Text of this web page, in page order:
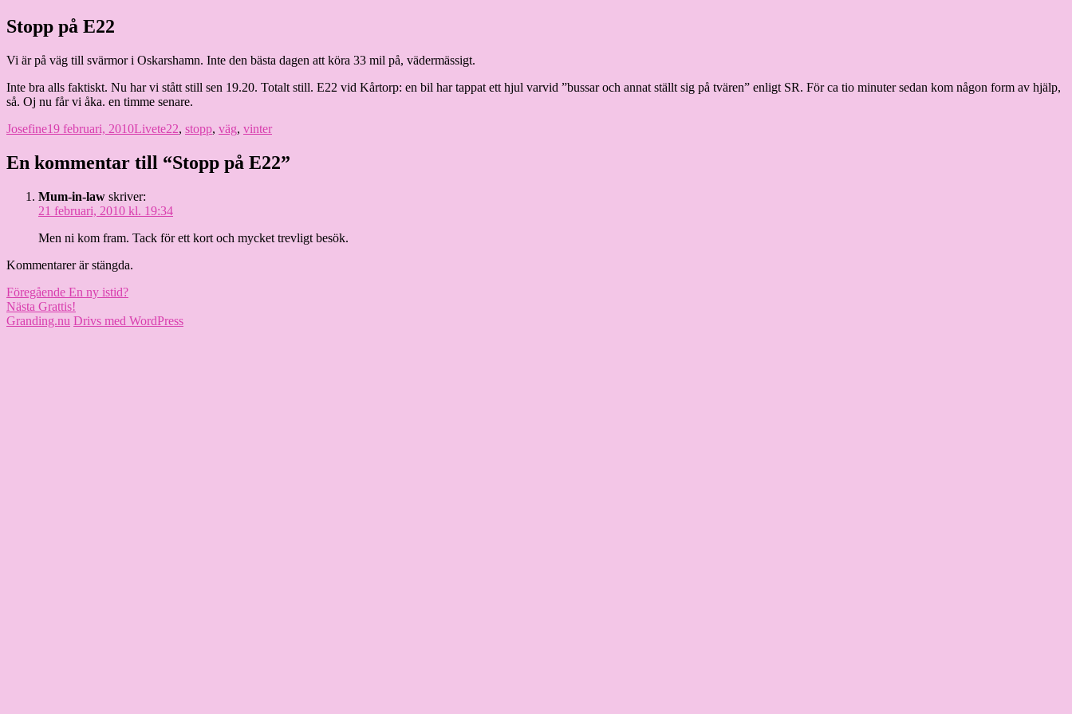
Hoppa
till
Granding.nu
Stopp på E22
Vi är på väg till svärmor i Oskarshamn. Inte den bästa dagen att köra 33 mil på, vädermässigt.
Inte bra alls faktiskt. Nu har vi stått still sen 19.20. Totalt still. E22 vid Kårtorp: en bil har tappat ett hjul varvid ”bussar och annat ställt sig på tvären” enligt SR. För ca tio minuter sedan kom någon form av hjälp,
så. Oj nu får vi åka. en timme senare.
Författare
JosefinePublicerat
19 februari, 2010Kategorier
LivetEtiketter
e22, stopp, väg, vinter
En kommentar till “Stopp på E22”
Mum-in-law skriver:
21 februari, 2010 kl. 19:34
Men ni kom fram. Tack för ett kort och mycket trevligt besök.
Kommentarer är stängda.
Inläggsnavigering
Föregående Föregående
inlägg:
En ny istid?
Nästa Nästa
inlägg:
Grattis!
Granding.nu Drivs med WordPress